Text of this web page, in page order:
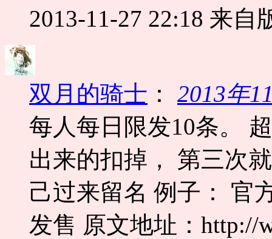
2013-11-27 22:18 来自
双月的骑士 ： 2013年
每人每日限发10条。
出来的扣掉， 第三次
己过来留名 例子： 官
发售 原文地址：http://